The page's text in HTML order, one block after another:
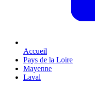
Accueil
Pays de la Loire
Mayenne
Laval